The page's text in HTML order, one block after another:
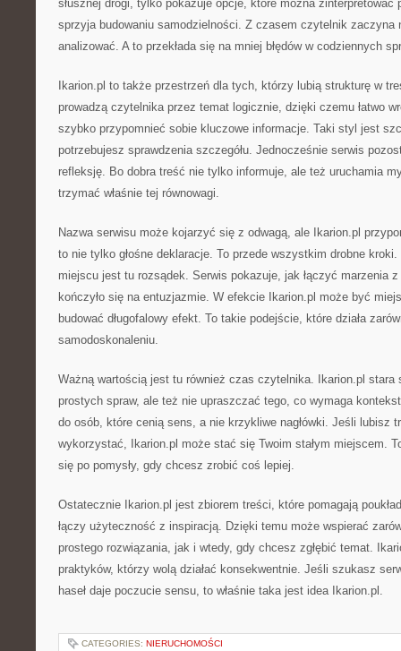
słusznej drogi, tylko pokazuje opcje, które można zinterpretować
sprzyja budowaniu samodzielności. Z czasem czytelnik
analizować. A to przekłada się na mniej błędów w codziennych
Ikarion.pl to także przestrzeń dla tych, którzy lubią strukturę w
prowadzą czytelnika przez temat logicznie, dzięki czemu łatwo
szybko przypomnieć sobie kluczowe informacje. Taki styl jest
potrzebujesz sprawdzenia szczegółu. Jednocześnie serwis
refleksję. Bo dobra treść nie tylko informuje, ale też uruchamia
trzymać właśnie tej równowagi.
Nazwa serwisu może kojarzyć się z odwagą, ale Ikarion.pl
to nie tylko głośne deklaracje. To przede wszystkim drobne
miejscu jest tu rozsądek. Serwis pokazuje, jak łączyć marzenia
kończyło się na entuzjazmie. W efekcie Ikarion.pl może być
budować długofalowy efekt. To takie podejście, które działa
samodoskonaleniu.
Ważną wartością jest tu również czas czytelnika. Ikarion.pl stara
prostych spraw, ale też nie upraszczać tego, co wymaga
do osób, które cenią sens, a nie krzykliwe nagłówki. Jeśli lubisz
wykorzystać, Ikarion.pl może stać się Twoim stałym miejscem.
się po pomysły, gdy chcesz zrobić coś lepiej.
Ostatecznie Ikarion.pl jest zbiorem treści, które pomagają
łączy użyteczność z inspiracją. Dzięki temu może wspierać
prostego rozwiązania, jak i wtedy, gdy chcesz zgłębić temat.
praktyków, którzy wolą działać konsekwentnie. Jeśli szukasz
haseł daje poczucie sensu, to właśnie taka jest idea Ikarion.pl.
CATEGORIES: NIERUCHOMOŚCI